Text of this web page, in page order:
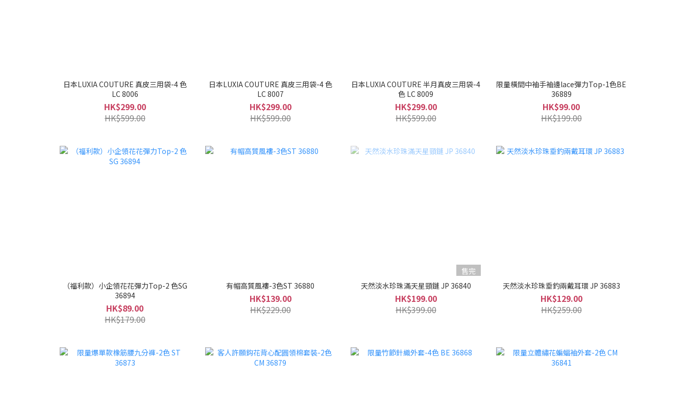
日本LUXIA COUTURE 真皮三用袋-4 色
LC 8006
HK$299.00
HK$599.00
日本LUXIA COUTURE 真皮三用袋-4 色
LC 8007
HK$299.00
HK$599.00
日本LUXIA COUTURE 半月真皮三用袋-4
色 LC 8009
HK$299.00
HK$599.00
限量橫間中袖手袖邊lace彈力Top-1色BE
36889
HK$99.00
HK$199.00
（福利款）小企領花花彈力Top-2 色SG
36894
HK$89.00
HK$179.00
有帽高質風褸-3色ST 36880
HK$139.00
HK$229.00
售完
天然淡水珍珠滿天星頸鏈 JP 36840
HK$199.00
HK$399.00
天然淡水珍珠垂釣兩戴耳環 JP 36883
HK$129.00
HK$259.00